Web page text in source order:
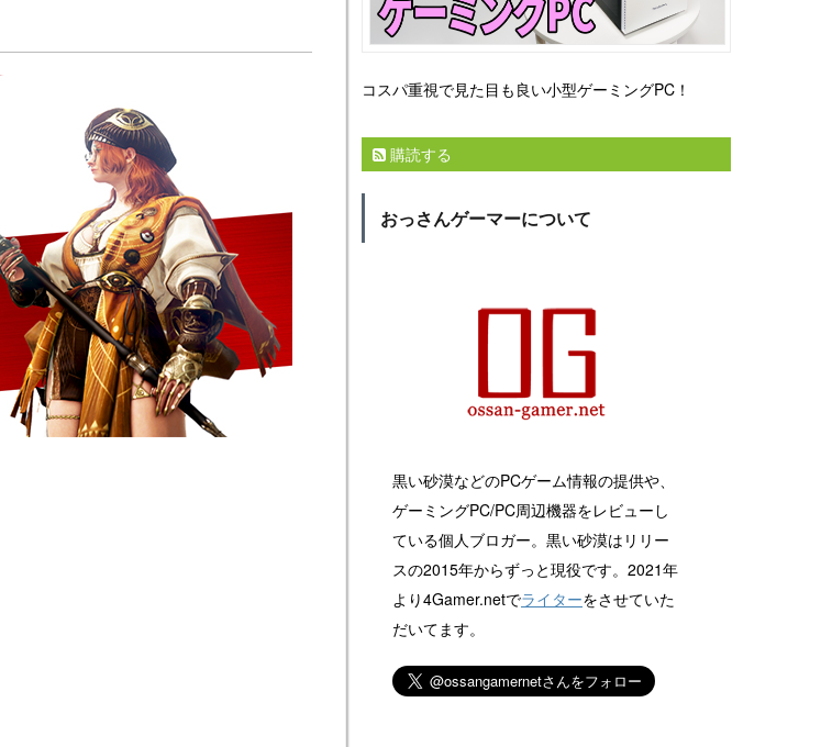
コスパ重視で見た目も良い小型ゲーミングPC！
購読する
おっさんゲーマーについて
黒い砂漠などのPCゲーム情報の提供や、
ゲーミングPC/PC周辺機器をレビューし
ている個人ブロガー。黒い砂漠はリリー
スの2015年からずっと現役です。2021年
より4Gamer.netでライターをさせていた
だいてます。